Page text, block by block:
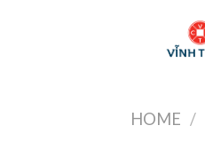
HOME /